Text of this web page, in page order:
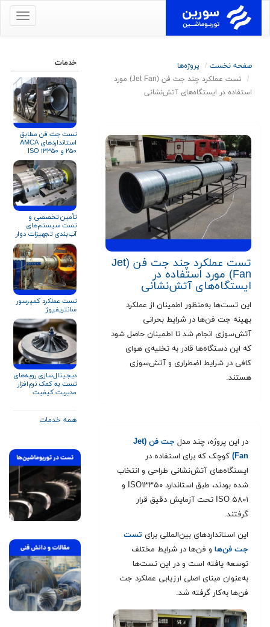
برای
کنید
صفحه نخست
پروژه‌ها
تست عملکرد چند جت فن (Jet Fan) مورد
استفاده در ایستگاه‌های آتش‌نشانی
تست عملکرد چند جت فن (Jet
Fan) مورد استفاده در
ایستگاه‌های آتش‌نشانی
این تست‌ها به‌منظور اطمینان از عملکرد
بهینه جت فن‌ها در شرایط بحرانی
آتش‌سوزی انجام شد تا اطمینان حاصل شود
که این دستگاه‌ها قادر به تخلیه‌ی هوای
کافی در شرایط اضطراری و آتش‌سوزی
هستند.
در این پروژه، چند مدل
جت فن (Jet
Fan) کوچک که برای استفاده در
ایستگاه‌های آتش‌نشانی طراحی و انتخاب
شده بودند، طبق استاندارد ISO۱۳۳۵۰ و
ISO ۵۸۰۱ تحت آزمایش دقیق قرار
گرفتند.
این استانداردهای بین‌المللی برای تست
جت فن‌ها و فن‌ها در شرایط مختلف
توسعه یافته است و در این تست‌ها
به‌عنوان مبنای اصلی ارزیابی عملکرد جت
فن‌ها به‌کار گرفته شد.
خدمات
تست جت فن مطابق
استانداردهای AMCA
۲۵۰ و ISO ۱۳۳۵۰
تأمین تخصصی و
تست سیستم‌های
آب‌بندی تجهیزات دوار
برای صنایع نفت، گاز و
پتروشیمی
تست عملکرد کمپرسور
سانتریفیوژ
دیجیتال‌سازی رویه‌های
تست به کمک نرم‌افزار
مدیریت کیفیت
همه خدمات